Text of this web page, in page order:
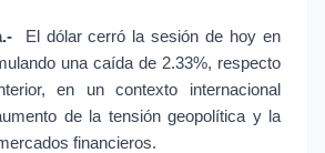
El dólar cerró la sesión de hoy en
una caída de 2.33%, respecto
en un contexto internacional
de la tensión geopolítica y la
financieros.